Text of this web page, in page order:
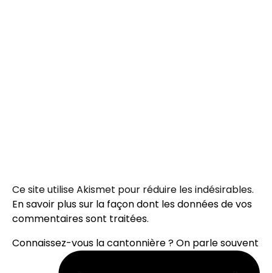
Ce site utilise Akismet pour réduire les indésirables.
En savoir plus sur la façon dont les données de vos
commentaires sont traitées.
Connaissez-vous la cantonnière ? On parle souvent